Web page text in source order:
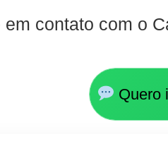
em contato com o
Quero